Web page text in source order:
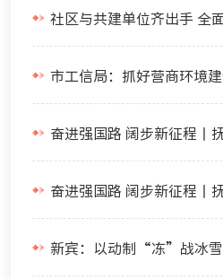
新宾：以动制“冻”战冰雪